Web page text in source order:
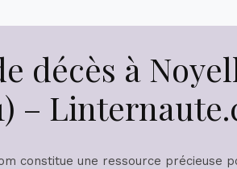
décès à
–
constitue une ressource précieuse